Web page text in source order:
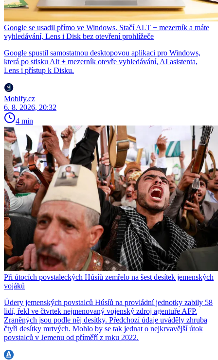
Google se usadil přímo ve Windows. Stačí ALT + mezerník a máte
vyhledávání, Lens i Disk bez otevření prohlížeče
Google spustil samostatnou desktopovou aplikaci pro Windows,
která po stisku Alt + mezerník otevře vyhledávání, AI asistenta,
Lens i přístup k Disku.
Mobify.cz
6. 8. 2026, 20:32
4 min
Při útocích povstaleckých Húsíů zemřelo na šest desítek jemenských
vojáků
Údery jemenských povstalců Húsíů na provládní jednotky zabily 58
lidí, řekl ve čtvrtek nejmenovaný vojenský zdroj agentuře AFP.
Zraněných jsou podle něj desítky. Předchozí údaje uváděly zhruba
čtyři desítky mrtvých. Mohlo by se tak jednat o nejkrvavější útok
povstalců v Jemenu od příměří z roku 2022.